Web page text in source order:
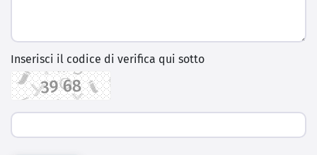
Inserisci il codice di verifica qui sotto